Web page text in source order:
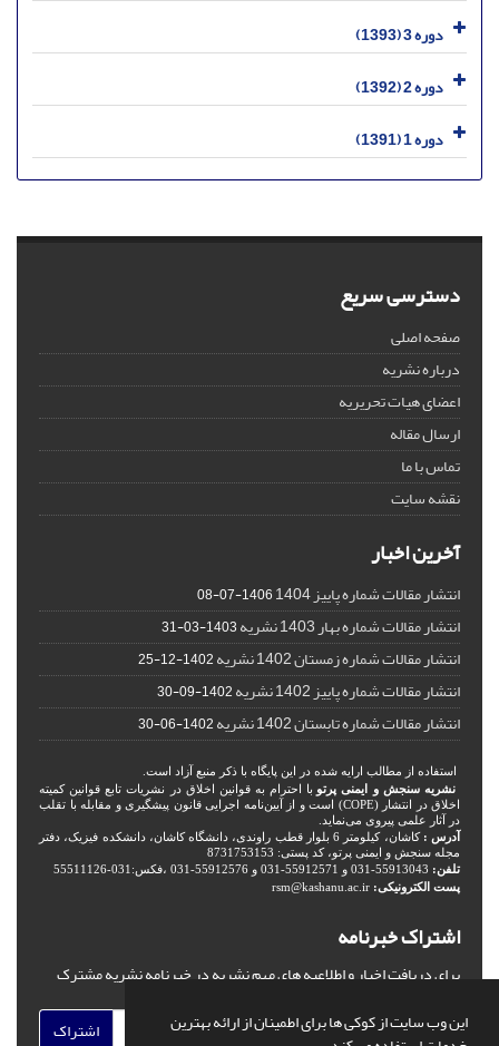
این وب سایت از کوکی ها برای اطمینان از ارائه بهترین
دوره 3 (1393)
دوره 2 (1392)
دوره 1 (1391)
دسترسی سریع
صفحه اصلی
درباره نشریه
اعضای هیات تحریریه
ارسال مقاله
تماس با ما
نقشه سایت
آخرین اخبار
انتشار مقالات شماره پاییز 1404 1406-07-08
انتشار مقالات شماره بهار 1403 نشریه 1403-03-31
انتشار مقالات شماره زمستان 1402 نشریه 1402-12-25
انتشار مقالات شماره پاییز 1402 نشریه 1402-09-30
انتشار مقالات شماره تابستان 1402 نشریه 1402-06-30
استفاده از مطالب ارایه شده در این پایگاه با ذکر منبع آزاد است.
نشریه سنجش و ایمنی پرتو با احترام به قوانین اخلاق در نشریات تابع قوانین کمیته
اخلاق در انتشار (COPE) است و از آیین‌نامه اجرایی قانون پیشگیری و مقابله با تقلب
در آثار علمی پیروی می‌نماید.
آدرس :
کاشان، کیلومتر 6 بلوار قطب راوندی، دانشگاه کاشان، دانشکده فیزیک، دفتر
مجله سنجش و ایمنی پرتو، کد پستی: 8731753153
تلفن:
پست الکترونیکی: rsm@kashanu.ac.ir
اشتراک خبرنامه
برای دریافت اخبار و اطلاعیه های مهم نشریه در خبرنامه نشریه مشترک
اشتراک